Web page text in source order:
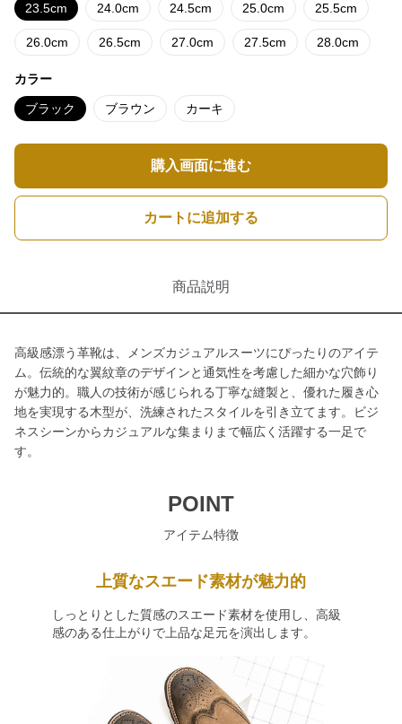
23.5cm 24.0cm 24.5cm 25.0cm 25.5cm
26.0cm 26.5cm 27.0cm 27.5cm 28.0cm
カラー
ブラック ブラウン カーキ
購入画面に進む
カートに追加する
商品説明
高級感漂う革靴は、メンズカジュアルスーツにぴったりのアイテ
ム。伝統的な翼紋章のデザインと通気性を考慮した細かな穴飾り
が魅力的。職人の技術が感じられる丁寧な縫製と、優れた履き心
地を実現する木型が、洗練されたスタイルを引き立てます。ビジ
ネスシーンからカジュアルな集まりまで幅広く活躍する一足で
す。
POINT
アイテム特徴
上質なスエード素材が魅力的
しっとりとした質感のスエード素材を使用し、高級
感のある仕上がりで上品な足元を演出します。